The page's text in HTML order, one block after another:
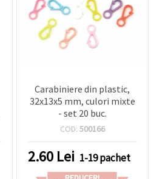
Carabiniere din plastic,
32x13x5 mm, culori mixte
- set 20 buc.
COD: 500166
2.60 Lei 1-19 pachet